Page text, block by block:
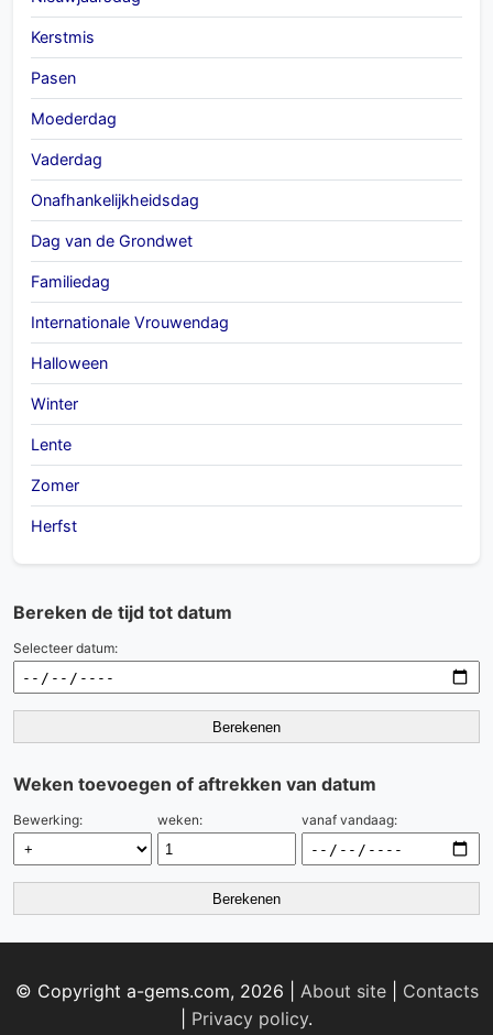
Kerstmis
Pasen
Moederdag
Vaderdag
Onafhankelijkheidsdag
Dag van de Grondwet
Familiedag
Internationale Vrouwendag
Halloween
Winter
Lente
Zomer
Herfst
Bereken de tijd tot datum
Selecteer datum:
Berekenen
Weken toevoegen of aftrekken van datum
Bewerking: weken: vanaf vandaag:
Berekenen
© Copyright a-gems.com, 2026 | About site| Contacts
Privacy policy.